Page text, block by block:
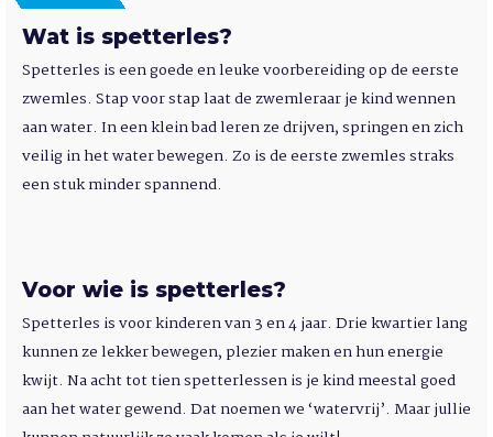
Wat is spetterles?
Spetterles is een goede en leuke voorbereiding op de eerste
zwemles. Stap voor stap laat de zwemleraar je kind wennen
aan water. In een klein bad leren ze drijven, springen en zich
veilig in het water bewegen. Zo is de eerste zwemles straks
een stuk minder spannend.
Voor wie is spetterles?
Spetterles is voor kinderen van 3 en 4 jaar. Drie kwartier lang
kunnen ze lekker bewegen, plezier maken en hun energie
kwijt. Na acht tot tien spetterlessen is je kind meestal goed
aan het water gewend. Dat noemen we ‘watervrij’. Maar jullie